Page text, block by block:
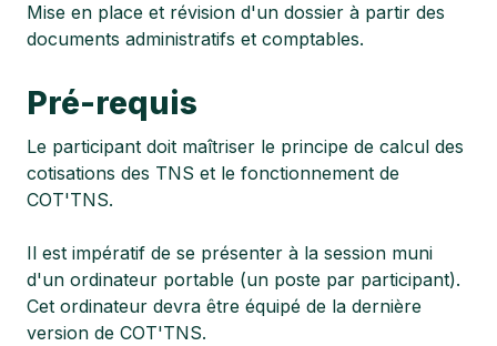
Mise en place et révision d'un dossier à partir des
documents administratifs et comptables.
Pré-requis
Le participant doit maîtriser le principe de calcul des
cotisations des TNS et le fonctionnement de
COT'TNS.
Il est impératif de se présenter à la session muni
d'un ordinateur portable (un poste par participant).
Cet ordinateur devra être équipé de la dernière
version de COT'TNS.